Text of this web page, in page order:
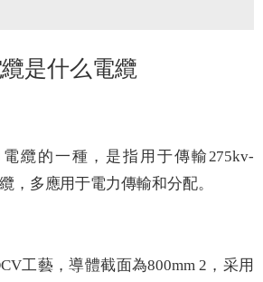
是什么電纜
纜的一種，是指用于傳輸275kv-
，多應用于電力傳輸和分配。
工藝，導體截面為800mm 2，采用